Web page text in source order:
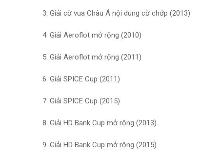
3. Giải cờ vua Châu Á nội dung cờ chớp (2013)
4. Giải Aeroflot mở rộng (2010)
5. Giải Aeroflot mở rộng (2011)
6. Giải SPICE Cup (2011)
7. Giải SPICE Cup (2015)
8. Giải HD Bank Cup mở rộng (2013)
9. Giải HD Bank Cup mở rộng (2015)